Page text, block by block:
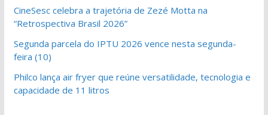
CineSesc celebra a trajetória de Zezé Motta na
“Retrospectiva Brasil 2026”
Segunda parcela do IPTU 2026 vence nesta segunda-
feira (10)
Philco lança air fryer que reúne versatilidade, tecnologia e
capacidade de 11 litros